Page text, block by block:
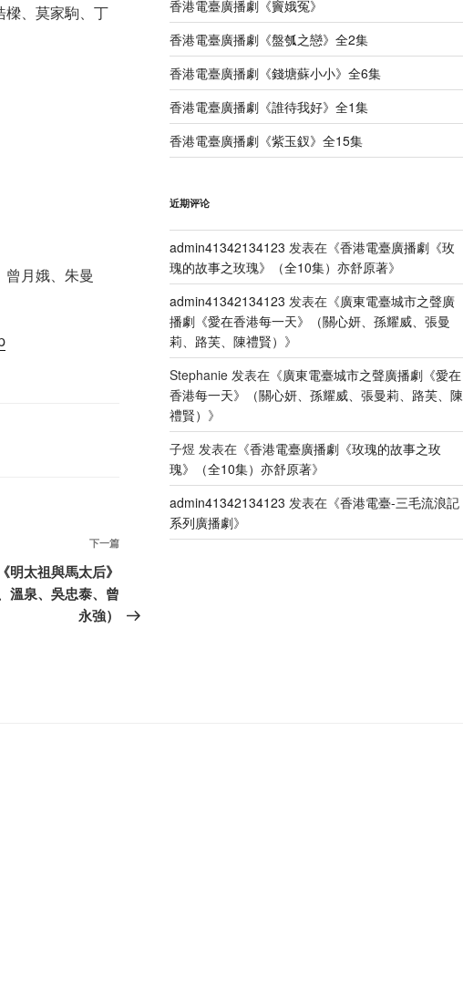
樑、莫家駒、丁
月娥、朱曼
下
文
下一篇
明太祖與馬太后》
溫泉、吳忠泰、曾
永強）
香港電臺廣播劇《竇娥冤》
香港電臺廣播劇《盤瓠之戀》全2集
香港電臺廣播劇《錢塘蘇小小》全6集
香港電臺廣播劇《誰待我好》全1集
香港電臺廣播劇《紫玉釵》全15集
近期评论
admin41342134123 发表在《香港電臺廣播劇《玫
瑰的故事之玫瑰》（全10集）亦舒原著》
admin41342134123 发表在《廣東電臺城市之聲廣
播劇《愛在香港每一天》（關心妍、孫耀威、張曼
莉、路芙、陳禮賢） 》
Stephanie发表在《廣東電臺城市之聲廣播劇《愛在
香港每一天》（關心妍、孫耀威、張曼莉、路芙、陳
禮賢） 》
子煜 发表在《香港電臺廣播劇《玫瑰的故事之玫
瑰》（全10集）亦舒原著》
admin41342134123 发表在《香港電臺-三毛流浪記
系列廣播劇》